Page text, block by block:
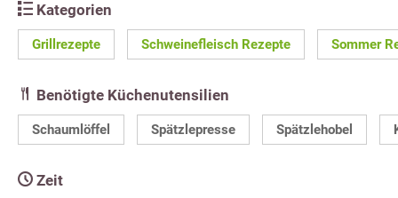
Kategorien
Grillrezepte Schweinefleisch Rezepte Sommer
Benötigte Küchenutensilien
Schaumlöffel Spätzlepresse Spätzlehobel
Zeit